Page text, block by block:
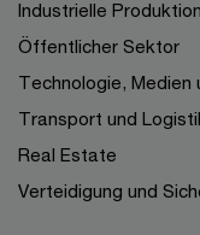
Industrielle Produktion
Öffentlicher Sektor
Technologie, Medien
Transport und
Real Estate
Verteidigung und